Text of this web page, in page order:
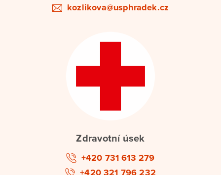
kozlikova@usphradek.cz
Zdravotní úsek
+420 731 613 279
+420 321 796 232